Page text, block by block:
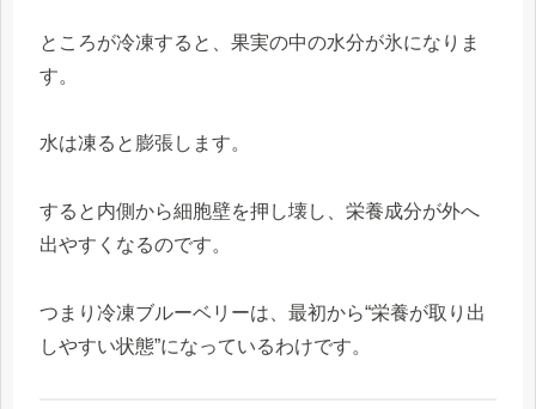
ところが冷凍すると、果実の中の水分が氷になりま
す。
水は凍ると膨張します。
すると内側から細胞壁を押し壊し、栄養成分が外へ
出やすくなるのです。
つまり冷凍ブルーベリーは、最初から“栄養が取り出
しやすい状態”になっているわけです。